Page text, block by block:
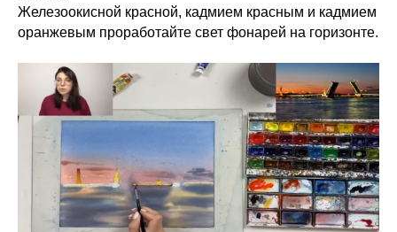
Железоокисной красной, кадмием красным и кадмием
оранжевым проработайте свет фонарей на горизонте.